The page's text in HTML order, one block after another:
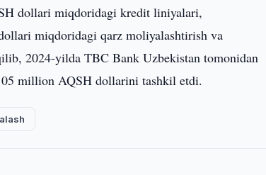
dollari miqdoridagi kredit liniyalari,
miqdoridagi qarz moliyalashtirish va
2024-yilda TBC Bank Uzbekistan tomonidan
million AQSH dollarini tashkil etdi.